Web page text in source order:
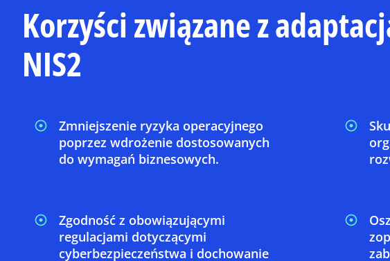
Korzyści związane z
NIS2
Zmniejszenie ryzyka operacyjnego
poprzez wdrożenie dostosowanych
do wymagań biznesowych.
Zgodność z obowiązującymi
regulacjami dotyczącymi
cyberbezpieczeństwa i dochowanie